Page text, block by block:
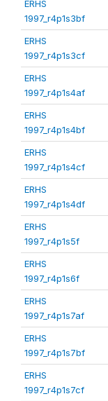
ERHS
1997_r4p1s3bf
ERHS
1997_r4p1s3cf
ERHS
1997_r4p1s4af
ERHS
1997_r4p1s4bf
ERHS
1997_r4p1s4cf
ERHS
1997_r4p1s4df
ERHS
1997_r4p1s5f
ERHS
1997_r4p1s6f
ERHS
1997_r4p1s7af
ERHS
1997_r4p1s7bf
ERHS
1997_r4p1s7cf